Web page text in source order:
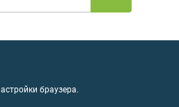
браузера.